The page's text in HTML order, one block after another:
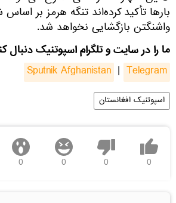
بارها تأکید کرده‌اند تنگه هرمز بر
واشنگتن بازگشایی نخواهد شد.
ما را در سایت و تلگرام اسپوتنیک دنبال
Sputnik Afghanistan | Telegram
اسپوتنیک افغانستان
0
0
0
0